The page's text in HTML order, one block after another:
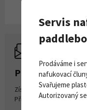
PŘIHLASTE SE K
Získejte přehled o
Přihlašte se k odběru
Servis
Prodáváme i
nafukovací
Svařujeme
Autorizovaný